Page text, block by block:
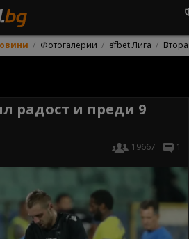
Фотогалерии efbet Лига
радост и преди 9
19667 1